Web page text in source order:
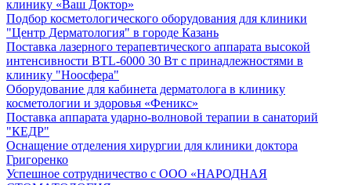
клинику «Ваш Доктор»
Подбор косметологического оборудования для клиники
"Центр Дерматология" в городе Казань
Поставка лазерного терапевтического аппарата высокой
интенсивности BTL-6000 30 Вт с принадлежностями в
клинику "Ноосфера"
Оборудование для кабинета дерматолога в клинику
косметологии и здоровья «Феникс»
Поставка аппарата ударно-волновой терапии в санаторий
"КЕДР"
Оснащение отделения хирургии для клиники доктора
Григоренко
Успешное сотрудничество с ООО «НАРОДНАЯ